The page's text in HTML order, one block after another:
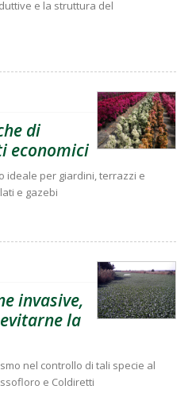
e la struttura del
di
economici
ideale per giardini, terrazzi e
e gazebi
invasive,
la
nel controllo di tali specie al
e Coldiretti